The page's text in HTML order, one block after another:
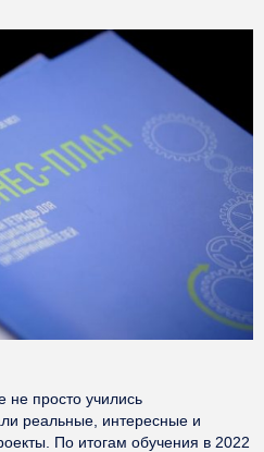
просто учились
реальные, интересные и
По итогам обучения в 2022